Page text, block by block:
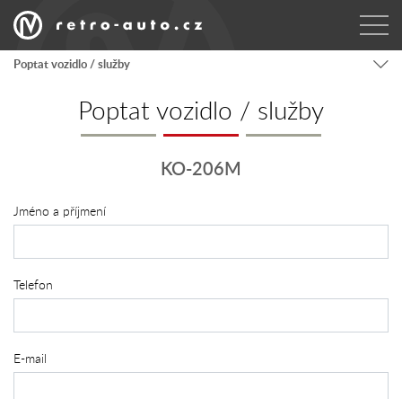
Poptat vozidlo / služby
Poptat vozidlo / služby
KO-206M
Jméno a příjmení
Telefon
E-mail